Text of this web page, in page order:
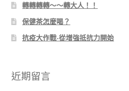
轉轉轉轉～～轉大人！！
保健茶怎麼喝？
抗疫大作戰-從增強抵抗力開始
近期留言